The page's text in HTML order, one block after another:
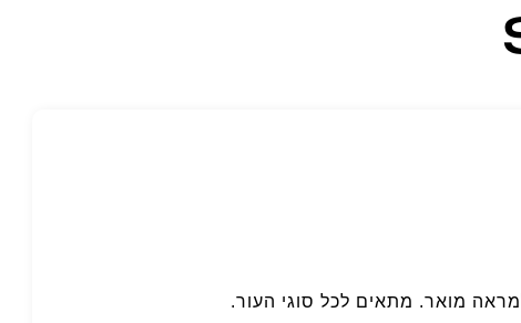
מואר. מתאים לכל סוגי העור.